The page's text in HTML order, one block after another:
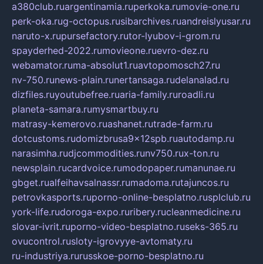
a380club.ruargentinamia.ruperkoka.rumovie-one.ru
perk-oka.rug-octopus.rusibarchives.ruandreislyusar.ru
naruto-x.rupursefactory.rutor-lyubov-i-grom.ru
spayderhed-2022.rumovieone.ruevro-dez.ru
webamator.ruma-absolut1.ruavtopomosch27.ru
nv-750.runews-plain.runertansaga.rudelanalad.ru
dizfiles.ruyoutubefree.ruaria-family.ruroadli.ru
planeta-samara.rumysmartbuy.ru
matrasy-kemerovo.ruashanet.rutrade-farm.ru
dotcustoms.rudomizbrusa9x12spb.ruautodamp.ru
narasimha.rudjcommodities.runv750.rux-ton.ru
newsplain.rucardvoice.rumodopaper.rumanunae.ru
gbget.rualfeihavsalnassr.rumadoma.rutajuncos.ru
petrovkasports.ruporno-online-besplatno.rusplclub.ru
york-life.rudoroga-expo.ruribery.rucleanmedicine.ru
slovar-ivrit.ruporno-video-besplatno.ruseks-365.ru
ovucontrol.rusloty-igrovyye-avtomaty.ru
ru-industriya.rurusskoe-porno-besplatno.ru